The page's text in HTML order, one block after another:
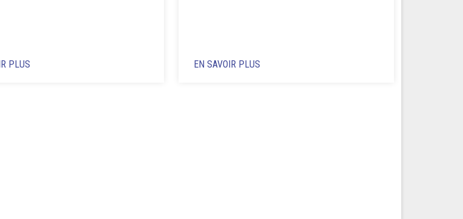
PLUS EN SAVOIR PLUS